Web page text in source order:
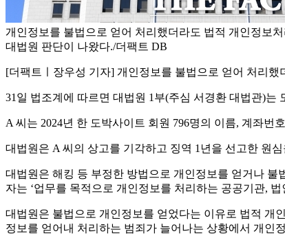
개인정보를 불법으로 얻어 처리했더라도 법적 개인정보
대법원 판단이 나왔다./더팩트 DB
[더팩트ㅣ장우성 기자] 개인정보를 불법으로 얻어 처리
31일 법조계에 따르면 대법원 1부(주심 서경환 대법관)
A 씨는 2024년 한 도박사이트 회원 796명의 이름, 계좌
대법원은 A 씨의 상고를 기각하고 징역 1년을 선고한 원
대법원은 해킹 등 부정한 방법으로 개인정보를 얻거나
자는 ‘업무를 목적으로 개인정보를 처리하는 공공기관,
대법원은 불법으로 개인정보를 얻었다는 이유로 법적 개
정보를 얻어내 처리하는 범죄가 늘어나는 상황에서 개인